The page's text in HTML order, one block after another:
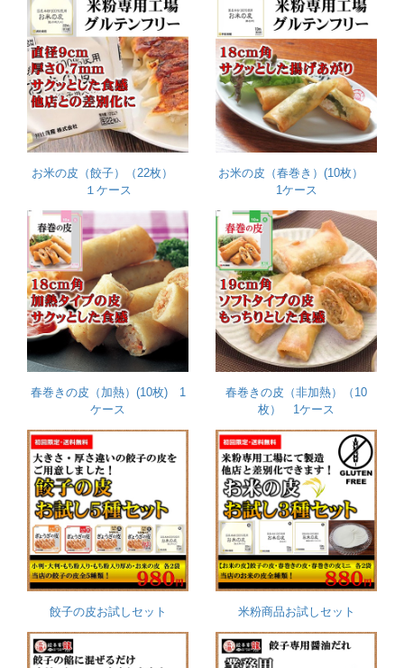
お米の皮（餃子）（22枚）
１ケース
お米の皮（春巻き）(10枚）
1ケース
春巻きの皮（加熱）(10枚) 1
ケース
春巻きの皮（非加熱）（10
枚） 1ケース
餃子の皮お試しセット 米粉商品お試しセット